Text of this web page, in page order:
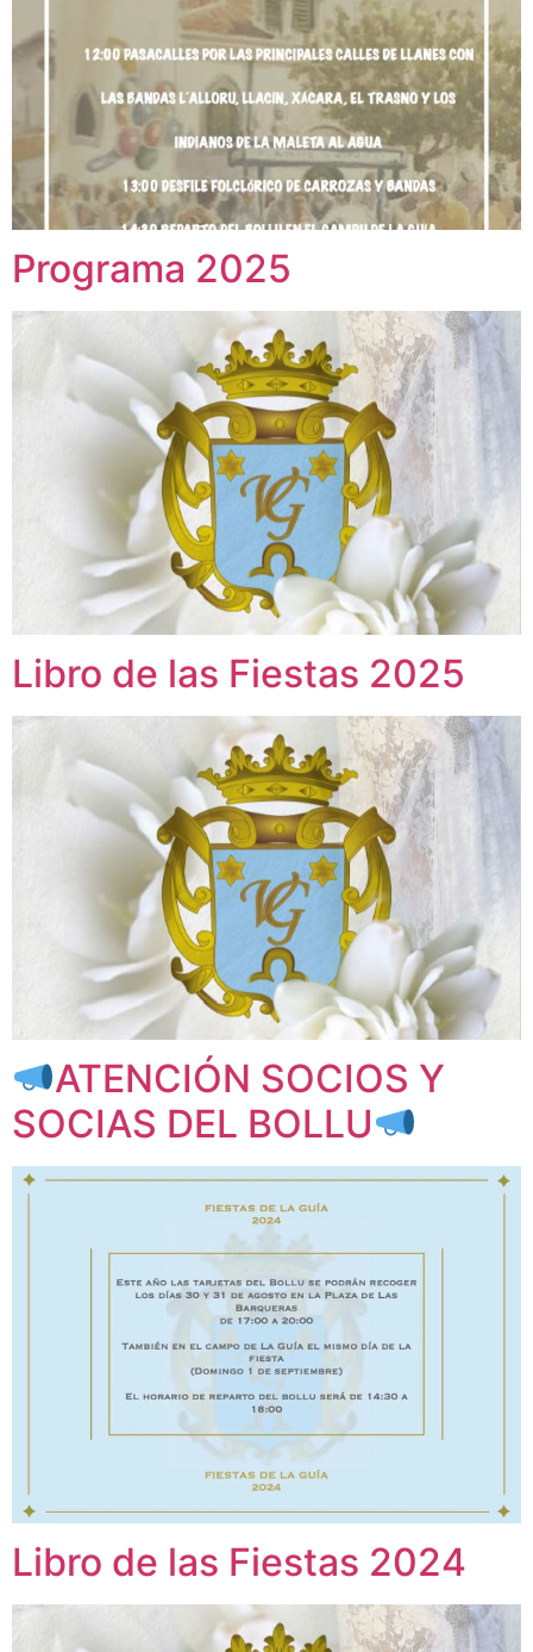
Programa 2025
Libro de las Fiestas 2025
ATENCIÓN SOCIOS Y
SOCIAS DEL BOLLU
Libro de las Fiestas 2024